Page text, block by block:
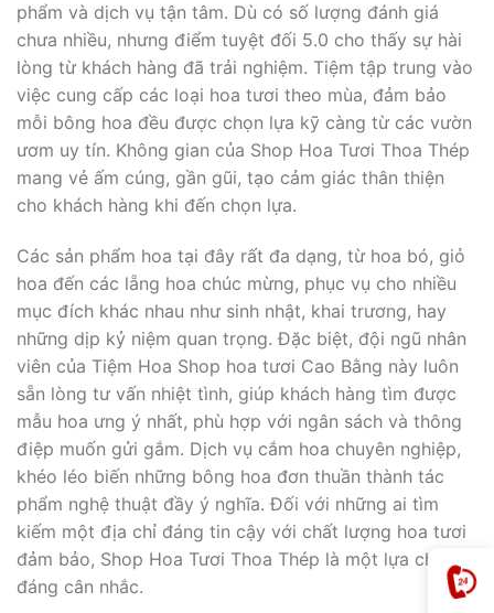
phẩm và dịch vụ tận tâm. Dù có số lượng đánh giá
chưa nhiều, nhưng điểm tuyệt đối 5.0 cho thấy sự hài
lòng từ khách hàng đã trải nghiệm. Tiệm tập trung vào
việc cung cấp các loại hoa tươi theo mùa, đảm bảo
mỗi bông hoa đều được chọn lựa kỹ càng từ các vườn
ươm uy tín. Không gian của Shop Hoa Tươi Thoa Thép
mang vẻ ấm cúng, gần gũi, tạo cảm giác thân thiện
cho khách hàng khi đến chọn lựa.
Các sản phẩm hoa tại đây rất đa dạng, từ hoa bó, giỏ
hoa đến các lẵng hoa chúc mừng, phục vụ cho nhiều
mục đích khác nhau như sinh nhật, khai trương, hay
những dịp kỷ niệm quan trọng. Đặc biệt, đội ngũ nhân
viên của Tiệm Hoa Shop hoa tươi Cao Bằng này luôn
sẵn lòng tư vấn nhiệt tình, giúp khách hàng tìm được
mẫu hoa ưng ý nhất, phù hợp với ngân sách và thông
điệp muốn gửi gắm. Dịch vụ cắm hoa chuyên nghiệp,
khéo léo biến những bông hoa đơn thuần thành tác
phẩm nghệ thuật đầy ý nghĩa. Đối với những ai tìm
kiếm một địa chỉ đáng tin cậy với chất lượng hoa tươi
đảm bảo, Shop Hoa Tươi Thoa Thép là một lựa chọn
đáng cân nhắc.